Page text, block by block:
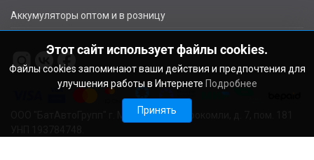
Аккумуляторы оптом и в розницу
ООО "БатАвтоГрупп" г. Минск, ул. В. Сырокомли, д. 7, пом. 181
Этот сайт использует файлы cookies.
Файлы cookies запоминают ваши действия и предпочтения для
улучшения работы в Интернете Подробнее
Принять